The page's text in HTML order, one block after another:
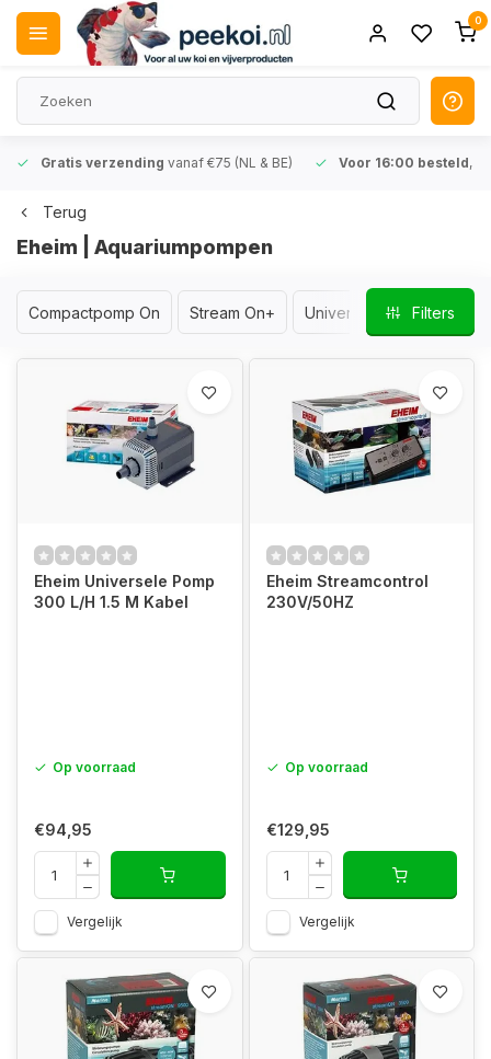
0
Gratis verzending vanaf €75 (NL & BE) Voor 16:00 besteld,
Terug
Eheim | Aquariumpompen
Compactpomp On Stream On+ Universele PompFilters
Eheim Universele Pomp
300 L/H 1.5 M Kabel
Op voorraad
€94,95
Vergelijk
Eheim Streamcontrol
230V/50HZ
Op voorraad
€129,95
Vergelijk